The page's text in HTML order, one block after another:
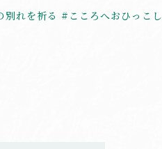
別れを祈る #こころへおひっこし